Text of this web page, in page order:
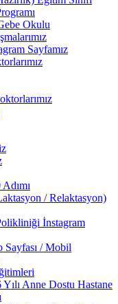
Okulu
Sayfamız
/ Relaktasyon)
İnstagram
/ Mobil
Anne Dostu Hastane